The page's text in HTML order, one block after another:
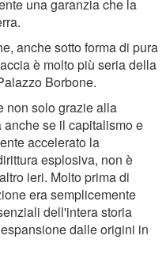
una garanzia che la
anche sotto forma di pura
è molto più seria della
Borbone.
non solo grazie alla
se il capitalismo e
accelerato la
esplosiva, non è
ieri. Molto prima di
era semplicemente
dell'intera storia
dalle origini in